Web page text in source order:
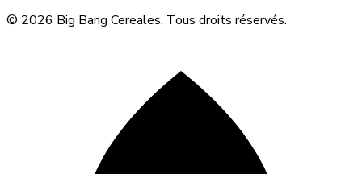
© 2026 Big Bang Cereales. Tous droits réservés.